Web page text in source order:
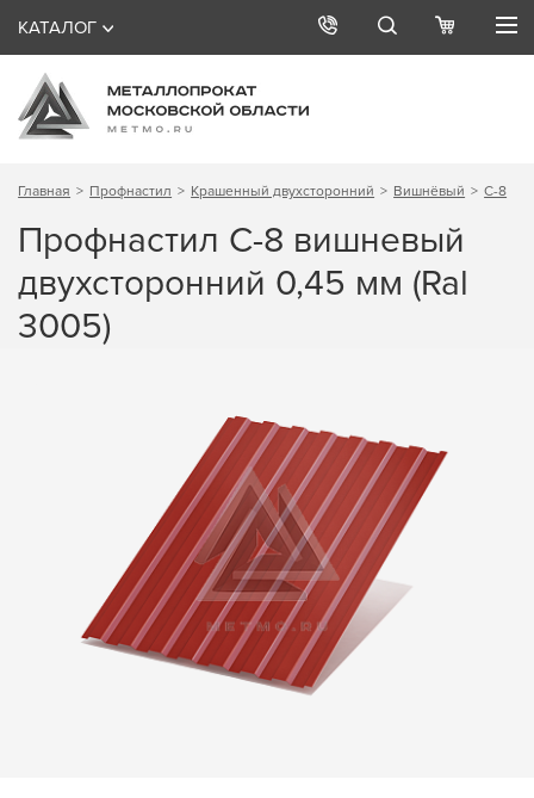
КАТАЛОГ
Главная Профнастил Крашенный двухсторонний Вишнёвый С-8
Профнастил С-8 вишневый
двухсторонний 0,45 мм (Ral
3005)